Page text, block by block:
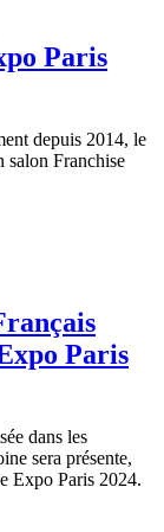
Paris
depuis 2014, le
salon Franchise
Paris
dans les
sera présente,
Expo Paris 2024.